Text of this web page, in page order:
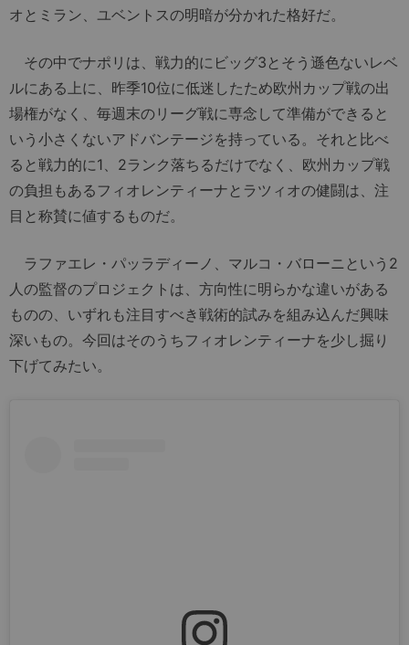
オとミラン、ユベントスの明暗が分かれた格好だ。
その中でナポリは、戦力的にビッグ3とそう遜色ないレベ
ルにある上に、昨季10位に低迷したため欧州カップ戦の出
場権がなく、毎週末のリーグ戦に専念して準備ができると
いう小さくないアドバンテージを持っている。それと比べ
ると戦力的に1、2ランク落ちるだけでなく、欧州カップ戦
の負担もあるフィオレンティーナとラツィオの健闘は、注
目と称賛に値するものだ。
ラファエレ・パッラディーノ、マルコ・バローニという2
人の監督のプロジェクトは、方向性に明らかな違いがある
ものの、いずれも注目すべき戦術的試みを組み込んだ興味
深いもの。今回はそのうちフィオレンティーナを少し掘り
下げてみたい。